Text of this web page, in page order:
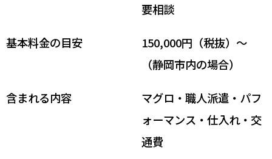
要相談
基本料金の目安
150,000円（税抜）～
（静岡市内の場合）
含まれる内容
マグロ・職人派遣・パフ
ォーマンス・仕入れ・交
通費